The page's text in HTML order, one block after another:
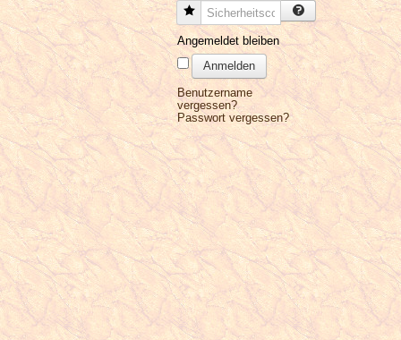
Sicherheitscode
Angemeldet bleiben
Anmelden
Benutzername
vergessen?
Passwort vergessen?